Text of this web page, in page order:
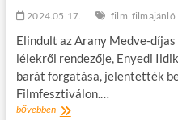
2024.05.17. film filmajánló
Elindult az Arany Medve-
lélekről rendezője, Enyedi
barát forgatása, jelentették
Filmfesztiválon.…
bővebbenTony